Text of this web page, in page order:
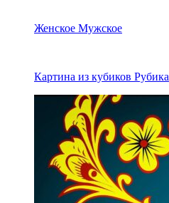
Женское Мужское
Картина из кубиков Рубика